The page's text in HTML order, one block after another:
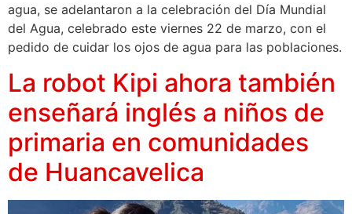
agua, se adelantaron a la celebración del Día Mundial
del Agua, celebrado este viernes 22 de marzo, con el
pedido de cuidar los ojos de agua para las poblaciones.
La robot Kipi ahora también
enseñará inglés a niños de
primaria en comunidades
de Huancavelica